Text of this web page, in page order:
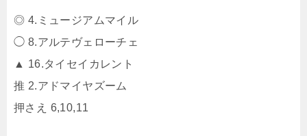
◎ 4.ミュージアムマイル
◯ 8.アルテヴェローチェ
▲ 16.タイセイカレント
推 2.アドマイヤズーム
押さえ 6,10,11